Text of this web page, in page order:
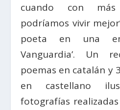
cuando con
podríamos vivir
poeta en una
Vanguardia’. Un
poemas en catalán y
en castellano
fotografías